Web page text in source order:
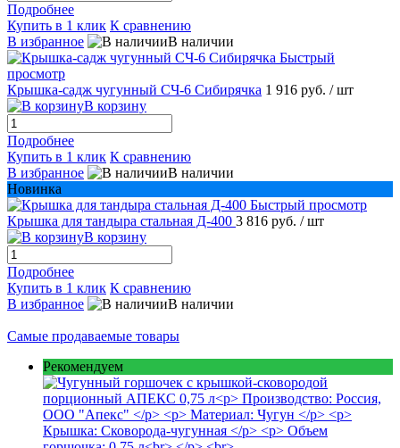
Подробнее
Купить в 1 клик К сравнению
В избранное
В наличии
Быстрый
просмотр
Крышка-садж чугунный СЧ-6 Сибирячка 1 916 руб. / шт
В корзину
Подробнее
Купить в 1 клик К сравнению
В избранное
В наличии
Новинка
Быстрый просмотр
Крышка для тандыра стальная Д-400 3 816 руб. / шт
В корзину
Подробнее
Купить в 1 клик К сравнению
В избранное
В наличии
Самые продаваемые товары
Рекомендуем